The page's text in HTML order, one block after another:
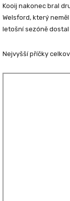
Kooij nakonec bral
Welsford, který
letošní sezóně dostal
Nejvyšší příčky